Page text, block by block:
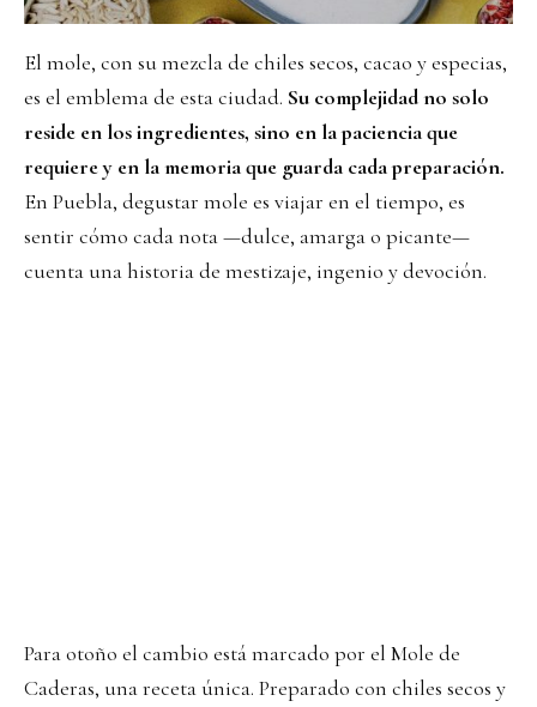
El mole, con su mezcla de chiles secos, cacao y especias,
es el emblema de esta ciudad. Su complejidad no solo
reside en los ingredientes, sino en la paciencia que
requiere y en la memoria que guarda cada preparación.
En Puebla, degustar mole es viajar en el tiempo, es
sentir cómo cada nota —dulce, amarga o picante—
cuenta una historia de mestizaje, ingenio y devoción.
Para otoño el cambio está marcado por el Mole de
Caderas, una receta única. Preparado con chiles secos y